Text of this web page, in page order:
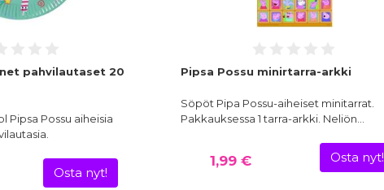
pahvilautaset 20
Pipsa Possu aiheisia
Osta nyt!
Pipsa Possu minirtarra-arkki
Söpöt Pipa Possu-aiheiset minitarrat.
Pakkauksessa 1 tarra-arkki. Neliön…
1,99 € Osta nyt!